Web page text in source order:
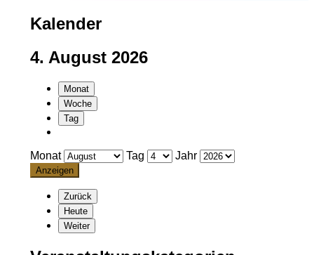
Kalender
4. August 2026
Monat
Woche
Tag
Monat Tag Jahr
Zurück
Heute
Weiter